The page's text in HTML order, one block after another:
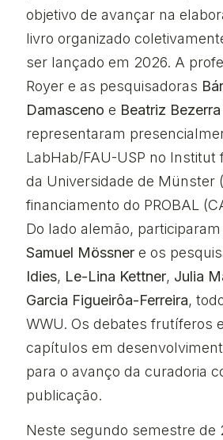
objetivo de avançar na
livro organizado
ser lançado em 2026. A
Royer e as pesquisadoras
Damasceno e Beatriz
representaram
LabHab/FAU-USP no Institut
da Universidade de Münster
financiamento do PROBAL
Do lado alemão,
Samuel Mössner e os
Idies, Le-Lina Kettner, Julia
Garcia Figueirôa-Ferreira,
WWU. Os debates frutíferos
capítulos em
para o avanço da curadoria
publicação.
Neste segundo semestre de